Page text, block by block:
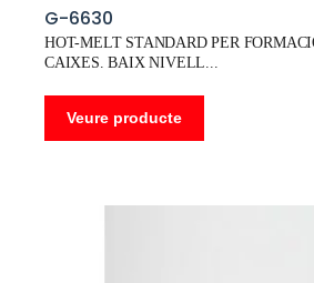
G-6630
HOT-MELT STANDARD PER
CAIXES. BAIX NIVELL
Veure producte